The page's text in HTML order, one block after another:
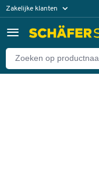
Zakelijke klanten
Particuliere klanten
Terug